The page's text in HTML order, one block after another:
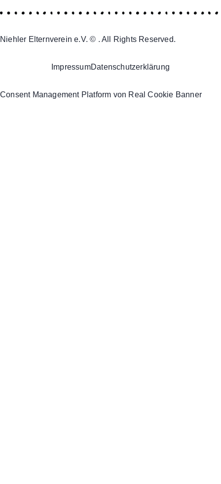
Niehler Elternverein e.V. © . All Rights Reserved.
ImpressumDatenschutzerklärung
Consent Management Platform von Real Cookie Banner